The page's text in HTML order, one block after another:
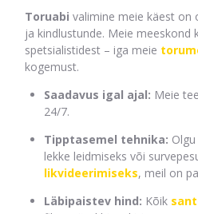
Toruabi valimine meie käest on
ja kindlustunde. Meie meeskond
spetsialistidest – iga meie
kogemust.
Saadavus igal ajal: Meie
24/7.
Tipptasemel tehnika:
lekke leidmiseks või
likvideerimiseks, meil on
Läbipaistev hind: Kõik